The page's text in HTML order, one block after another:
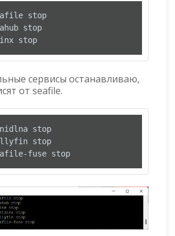
stop
stop
stop
сервисы останавливаю,
от seafile.
stop
stop
fuse stop